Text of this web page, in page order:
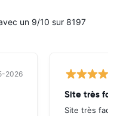
un 9/10 sur 8197
2026
Site très
Site très